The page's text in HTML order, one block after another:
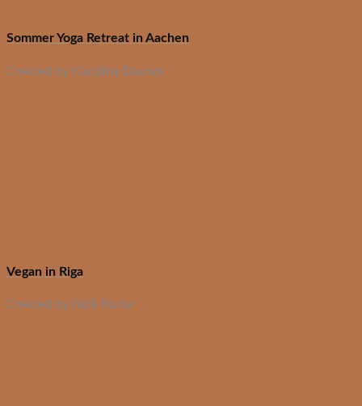
Sommer Yoga Retreat in Aachen
Created by Karoline Dauwe
Vegan in Riga
Created by Nick Runia